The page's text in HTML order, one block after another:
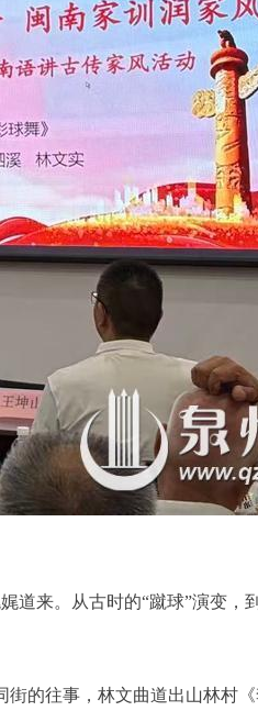
来。从古时的“蹴球”演变，
的往事，林文曲道出山林村